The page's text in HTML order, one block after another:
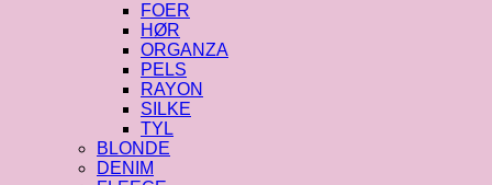
FOER
HØR
ORGANZA
PELS
RAYON
SILKE
TYL
BLONDE
DENIM